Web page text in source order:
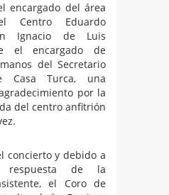
encargado del área
Centro Eduardo
Ignacio de Luis
el encargado de
del Secretario
Casa Turca, una
por la
del centro anfitrión
concierto y debido a
de la
el Coro de